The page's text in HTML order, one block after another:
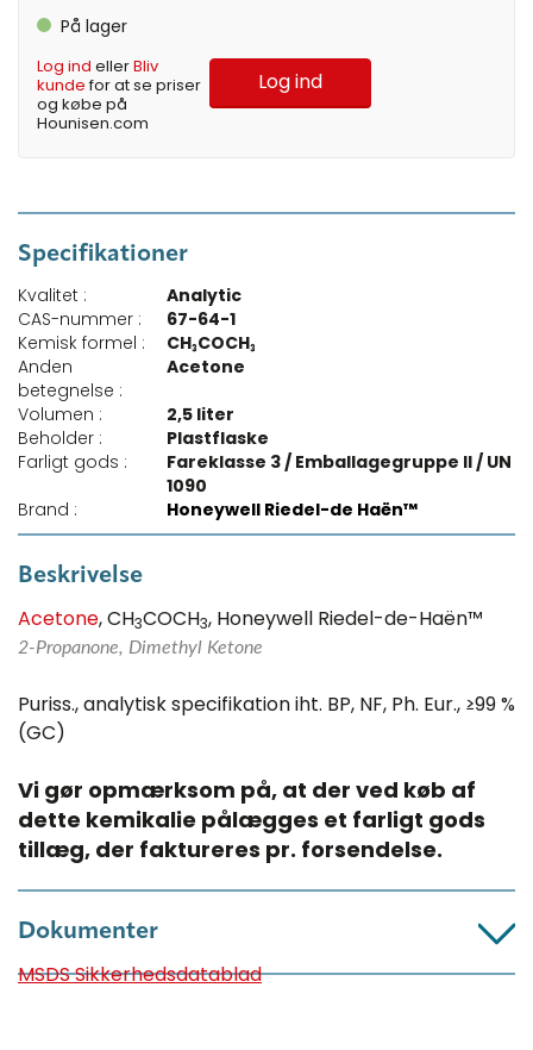
På lager
Log ind ellerBliv
kundefor at se priser
og købe på
Hounisen.com
Log ind
Specifikationer
Kvalitet :
Analytic
CAS-nummer :
67-64-1
Kemisk formel :
CH₃COCH₃
Anden
betegnelse :
Acetone
Volumen :
2,5 liter
Beholder :
Plastflaske
Farligt gods :
Fareklasse 3 / Emballagegruppe II / UN
1090
Brand :
Honeywell Riedel-de Haën™
Beskrivelse
Acetone, CH3COCH3, Honeywell Riedel-de-Haën™
2-Propanone, Dimethyl Ketone
Puriss., analytisk specifikation iht. BP, NF, Ph. Eur., ≥99 %
(GC)
Vi gør opmærksom på, at der ved køb af
dette kemikalie pålægges et farligt gods
tillæg, der faktureres pr. forsendelse.​
Dokumenter
MSDS Sikkerhedsdatablad